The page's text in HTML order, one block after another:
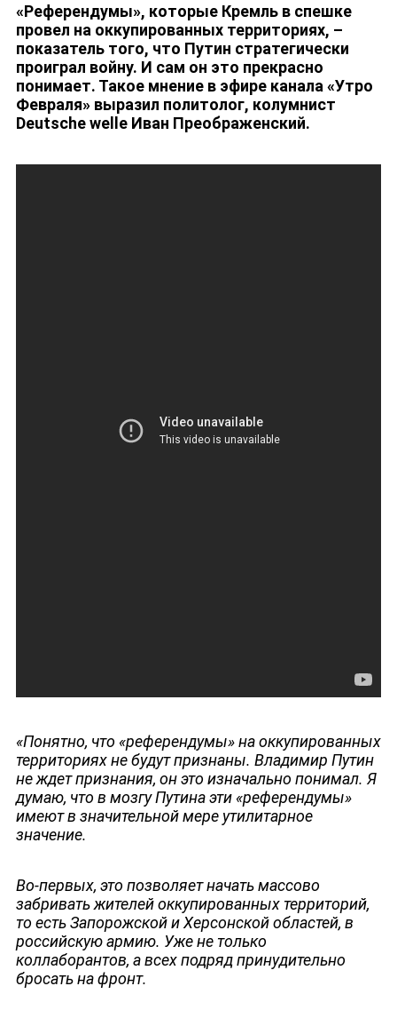
НОВОСТИ
«Референдумы», которые Кремль в спешке
провел на оккупированных территориях, –
показатель того, что Путин стратегически
проиграл войну. И сам он это прекрасно
понимает. Такое мнение в эфире канала «Утро
Февраля» выразил политолог, колумнист
Deutsche welle Иван Преображенский.
«Понятно, что «референдумы» на оккупированных
территориях не будут признаны. Владимир Путин
не ждет признания, он это изначально понимал. Я
думаю, что в мозгу Путина эти «референдумы»
имеют в значительной мере утилитарное
значение.
Во-первых, это позволяет начать массово
забривать жителей оккупированных территорий,
то есть Запорожской и Херсонской областей, в
российскую армию. Уже не только
коллаборантов, а всех подряд принудительно
бросать на фронт.